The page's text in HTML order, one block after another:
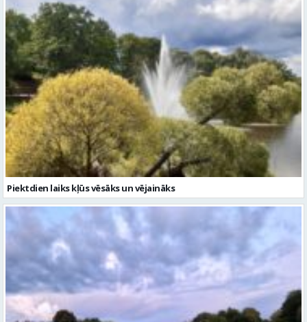
Piektdien laiks kļūs vēsāks un vējaināks